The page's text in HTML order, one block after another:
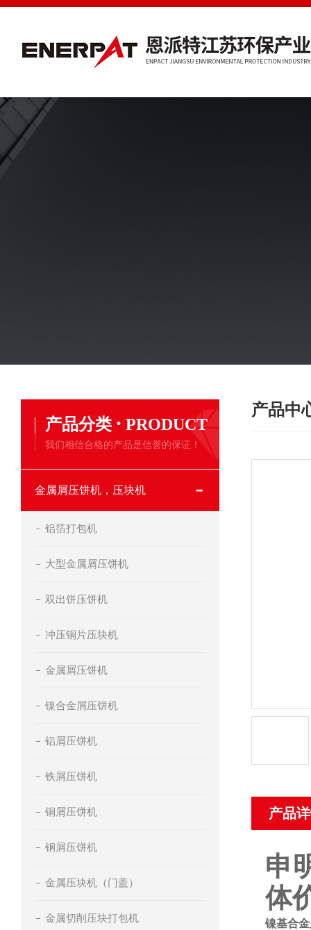
产品分类 · PRODUCT
我们相信合格的产品是信誉的保证！
金属屑压饼机，压块机
铝箔打包机
大型金属屑压饼机
双出饼压饼机
冲压铜片压块机
金属屑压饼机
镍合金屑压饼机
铝屑压饼机
铁屑压饼机
铜屑压饼机
钢屑压饼机
金属压块机（门盖）
金属切削压块打包机
产品中
产品
申
体
镍基合